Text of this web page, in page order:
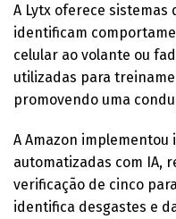
A Lytx oferece sistemas
identificam
celular ao volante ou
utilizadas para
promovendo uma
A Amazon implementou
automatizadas com IA,
verificação de cinco
identifica desgastes e